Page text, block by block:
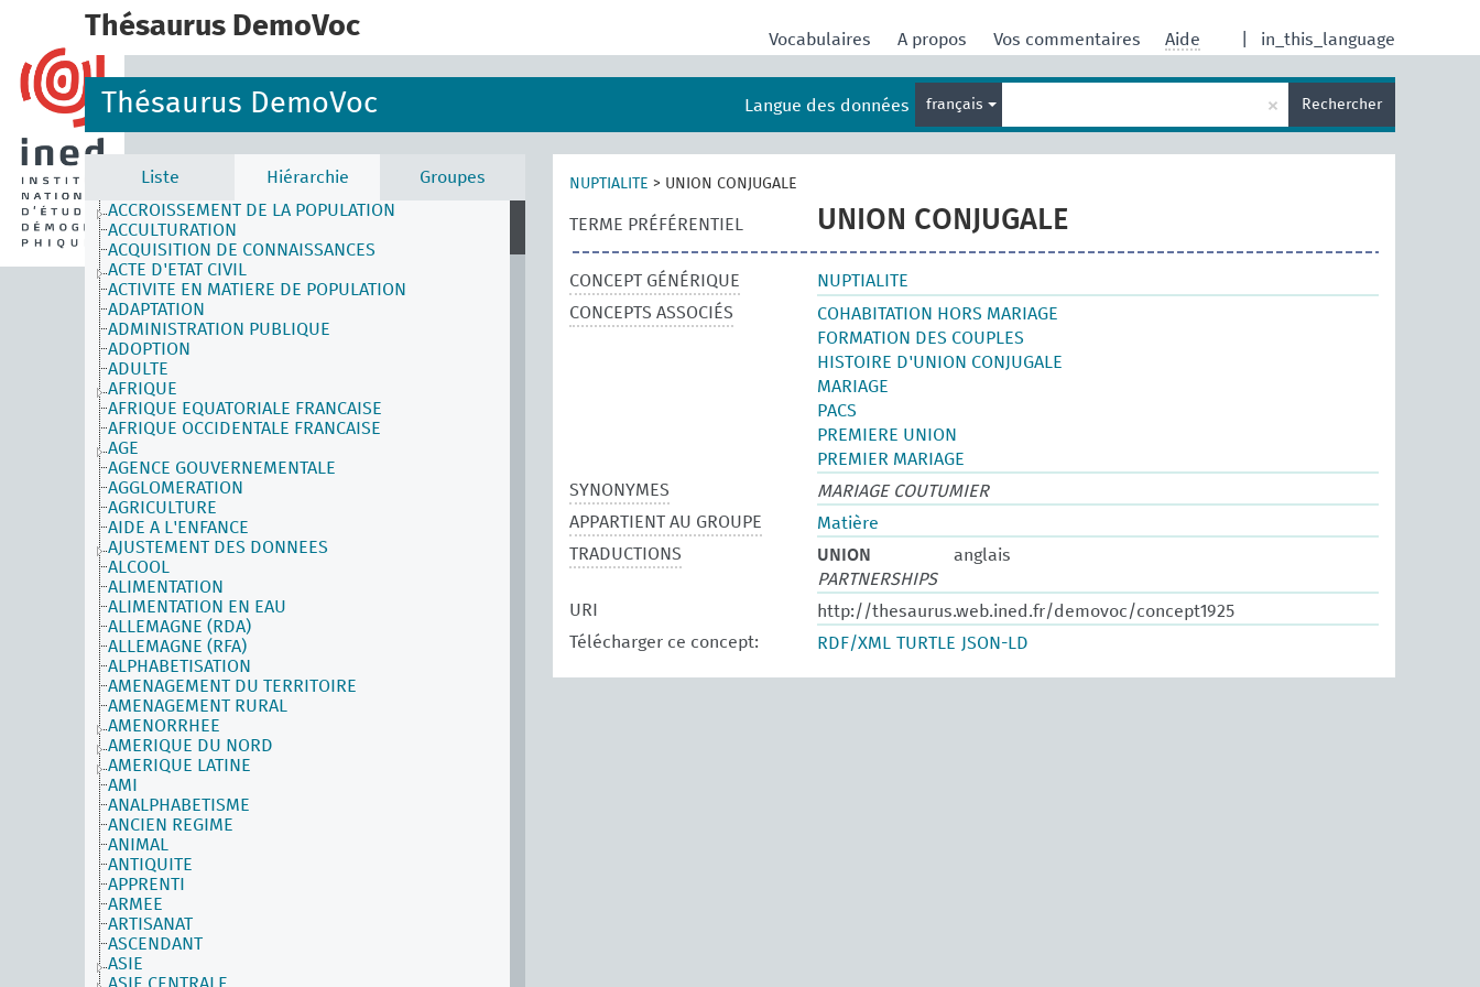
Thésaurus DemoVoc in_this_language
Vocabulaires A propos Vos commentaires Aide
Thésaurus DemoVoc Langue des données français × Rechercher
Liste Hiérarchie
Groupes
ACCROISSEMENT DE LA POPULATION
ACCULTURATION
ACQUISITION DE CONNAISSANCES
ACTE D'ETAT CIVIL
ACTIVITE EN MATIERE DE POPULATION
ADAPTATION
ADMINISTRATION PUBLIQUE
ADOPTION
ADULTE
AFRIQUE
AFRIQUE EQUATORIALE FRANCAISE
AFRIQUE OCCIDENTALE FRANCAISE
AGE
AGENCE GOUVERNEMENTALE
AGGLOMERATION
AGRICULTURE
AIDE A L'ENFANCE
AJUSTEMENT DES DONNEES
ALCOOL
ALIMENTATION
ALIMENTATION EN EAU
ALLEMAGNE (RDA)
ALLEMAGNE (RFA)
ALPHABETISATION
AMENAGEMENT DU TERRITOIRE
AMENAGEMENT RURAL
AMENORRHEE
AMERIQUE DU NORD
AMERIQUE LATINE
AMI
ANALPHABETISME
ANCIEN REGIME
ANIMAL
ANTIQUITE
APPRENTI
ARMEE
ARTISANAT
ASCENDANT
ASIE
NUPTIALITE > UNION CONJUGALE
TERME PRÉFÉRENTIEL UNION CONJUGALE
CONCEPT GÉNÉRIQUE
NUPTIALITE
CONCEPTS ASSOCIÉS
COHABITATION HORS MARIAGE
FORMATION DES COUPLES
HISTOIRE D'UNION CONJUGALE
MARIAGE
PACS
PREMIERE UNION
PREMIER MARIAGE
SYNONYMES
MARIAGE COUTUMIER
APPARTIENT AU GROUPE
Matière
TRADUCTIONS
UNION
anglais
PARTNERSHIPS
URI
http://thesaurus.web.ined.fr/demovoc/concept1925
Télécharger ce concept:
RDF/XML TURTLE JSON-LD